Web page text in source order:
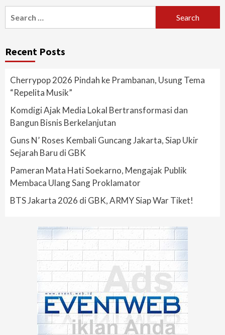
for:
Recent Posts
Cherrypop 2026 Pindah ke Prambanan, Usung Tema
“Repelita Musik”
Komdigi Ajak Media Lokal Bertransformasi dan
Bangun Bisnis Berkelanjutan
Guns N’ Roses Kembali Guncang Jakarta, Siap Ukir
Sejarah Baru di GBK
Pameran Mata Hati Soekarno, Mengajak Publik
Membaca Ulang Sang Proklamator
BTS Jakarta 2026 di GBK, ARMY Siap War Tiket!